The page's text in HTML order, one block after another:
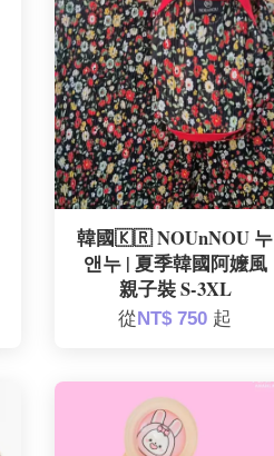
韓國🇰🇷 NOUnNOU 누
앤누 | 夏季韓國阿嬤風
親子裝 S-3XL
從NT$ 750 起